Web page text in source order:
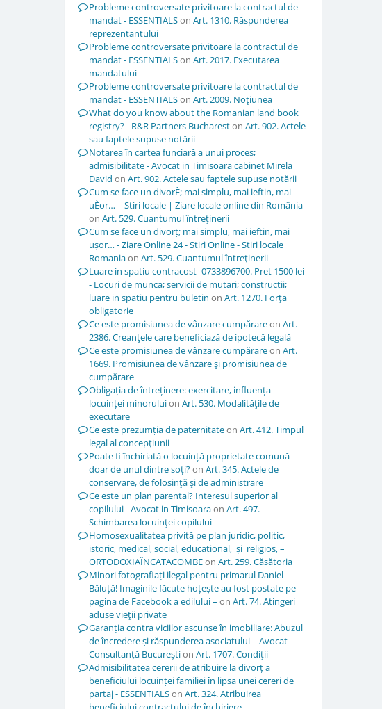
Probleme controversate privitoare la contractul de
mandat - ESSENTIALSon Art. 1310. Răspunderea
reprezentantului
Probleme controversate privitoare la contractul de
mandat - ESSENTIALSon Art. 2017. Executarea
mandatului
Probleme controversate privitoare la contractul de
mandat - ESSENTIALSon Art. 2009. Noţiunea
What do you know about the Romanian land book
registry? - R&R Partners Buchareston Art. 902. Actele
sau faptele supuse notării
Notarea în cartea funciară a unui proces;
admisibilitate - Avocat in Timisoara cabinet Mirela
David on Art. 902. Actele sau faptele supuse notării
Cum se face un divorÈ; mai simplu, mai ieftin, mai
uÈor… – Stiri locale | Ziare locale online din România
on Art. 529. Cuantumul întreţinerii
Cum se face un divorț; mai simplu, mai ieftin, mai
ușor… - Ziare Online 24 - Stiri Online - Stiri locale
Romaniaon Art. 529. Cuantumul întreţinerii
Luare in spatiu contracost -0733896700. Pret 1500 lei
- Locuri de munca; servicii de mutari; constructii;
luare in spatiu pentru buletin on Art. 1270. Forţa
obligatorie
Ce este promisiunea de vânzare cumpărareon Art.
2386. Creanţele care beneficiază de ipotecă legală
Ce este promisiunea de vânzare cumpărareon Art.
1669. Promisiunea de vânzare şi promisiunea de
cumpărare
Obligația de întreținere: exercitare, influența
locuinței minoruluion Art. 530. Modalităţile de
executare
Ce este prezumția de paternitateon Art. 412. Timpul
legal al concepţiunii
Poate fi închiriată o locuință proprietate comună
doar de unul dintre soți?on Art. 345. Actele de
conservare, de folosinţă şi de administrare
Ce este un plan parental? Interesul superior al
copilului - Avocat in Timisoaraon Art. 497.
Schimbarea locuinţei copilului
Homosexualitatea privită pe plan juridic, politic,
istoric, medical, social, educațional, și religios, –
ORTODOXIAÎNCATACOMBEon Art. 259. Căsătoria
Minori fotografiați ilegal pentru primarul Daniel
Băluță! Imaginile făcute hoțește au fost postate pe
pagina de Facebook a edilului – on Art. 74. Atingeri
aduse vieţii private
Garanția contra viciilor ascunse în imobiliare: Abuzul
de încredere și răspunderea asociatului – Avocat
Consultanță Bucureștion Art. 1707. Condiţii
Admisibilitatea cererii de atribuire la divorț a
beneficiului locuinței familiei în lipsa unei cereri de
partaj - ESSENTIALSon Art. 324. Atribuirea